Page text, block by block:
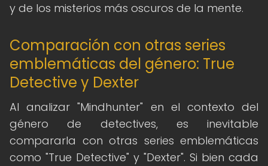
y de los misterios más oscuros de la mente.
Comparación con otras series
emblemáticas del género: True
Detective y Dexter
Al analizar "Mindhunter" en el contexto del
género de detectives, es inevitable
compararla con otras series emblemáticas
como "True Detective" y "Dexter". Si bien cada